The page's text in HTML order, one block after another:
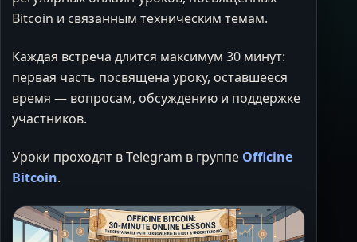
Bitcoin и связанным техническим темам.
Каждая встреча длится максимум 30 минут:
первая часть посвящена уроку, оставшееся
время — вопросам, обсуждению и поддержке
участников.
Уроки проходят в Telegram в группе Officine
Bitcoin.